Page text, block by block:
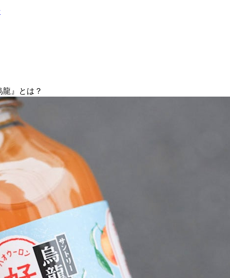
』とは？